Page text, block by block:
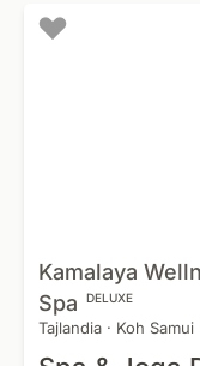
Kamalaya
Spa
DELUXE
Tajlandia · Koh Samui